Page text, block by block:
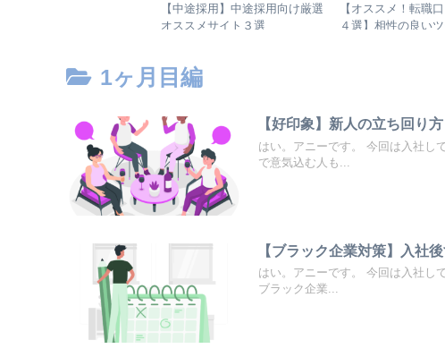
【中途採用】中途採用向け厳選
オススメサイト３選
【オススメ！転職
４選】相性の良い
1ヶ月目編
【好印象】新人の立ち回り
はい。アニーです。 今回は入社し
で意気込む人も...
【ブラック企業対策】入社
はい。アニーです。 今回は入社し
ブラック企業...